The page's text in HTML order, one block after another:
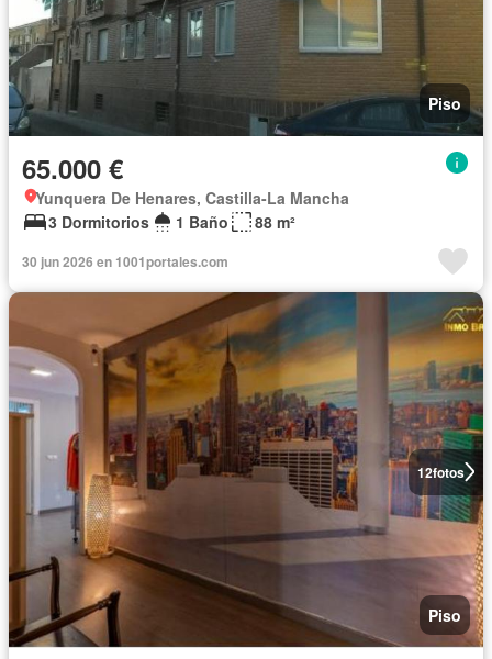
Piso
65.000 €
Yunquera De Henares, Castilla-La Mancha
3 Dormitorios
1 Baño 88 m²
30 jun 2026 en 1001portales.com
12fotos
Piso